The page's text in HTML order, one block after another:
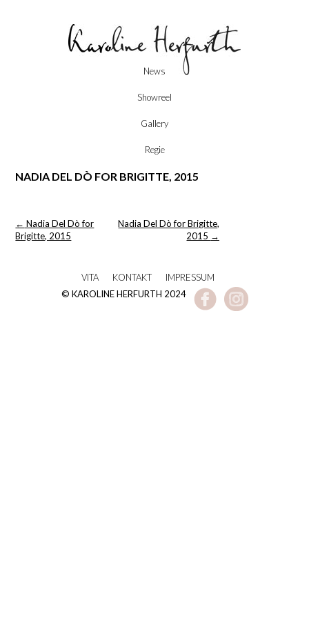
News
Showreel
Gallery
Regie
NADIA DEL DÒ FOR BRIGITTE, 2015
Post
navigation
← Nadia Del Dò for
Brigitte, 2015
Nadia Del Dò for Brigitte,
2015 →
VITA KONTAKT
IMPRESSUM
© KAROLINE HERFURTH 2024